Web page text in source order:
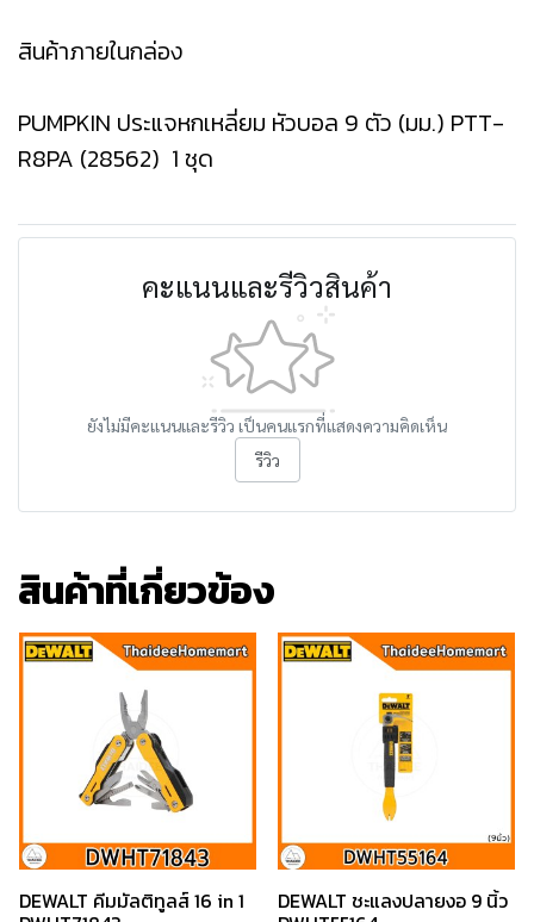
สินค้าภายในกล่อง
PUMPKIN ประแจหกเหลี่ยม หัวบอล 9 ตัว (มม.) PTT-
R8PA (28562) 1 ชุด
คะแนนและรีวิวสินค้า
ยังไม่มีคะแนนและรีวิว เป็นคนแรกที่แสดงความคิดเห็น
รีวิว
สินค้าที่เกี่ยวข้อง
DEWALT คีมมัลติทูลส์ 16 in 1 DEWALT ชะแลงปลายงอ 9 นิ้ว